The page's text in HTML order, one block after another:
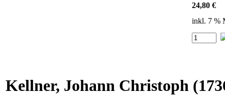
24,80 €
inkl. 7 %
Kellner, Johann Christoph